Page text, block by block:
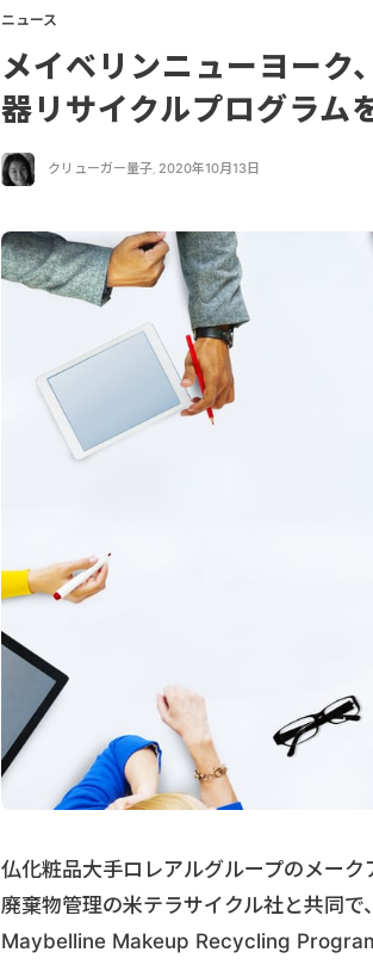
ニュース
メイベリンニューヨーク
器リサイクルプログラム
クリューガー量子, 2020年10月13日
仏化粧品大手ロレアルグループのメーク
廃棄物管理の米テラサイクル社と共同
Maybelline Makeup Recycling